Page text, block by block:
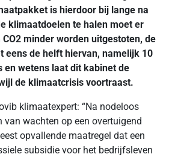
is hierdoor bij lange na
klimaatdoelen te halen moet er
minder worden uitgestoten, de
eens de helft hiervan, namelijk 10
en wetens laat dit kabinet de
de klimaatcrisis voortraast.
klimaatexpert: “Na nodeloos
van wachten op een overtuigend
opvallende maatregel dat een
subsidie voor het bedrijfsleven